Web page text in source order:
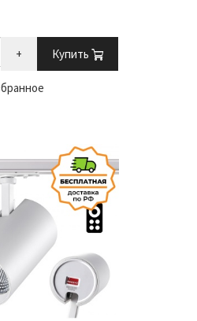
+ Купить